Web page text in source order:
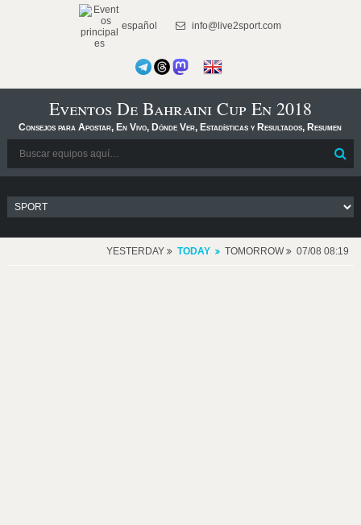
español info@live2sport.com
Eventos De Bahraini Cup En 2018
Consejos para Apostar, En Vivo, Dónde Ver, Estadísticas y Resultados, Resumen
YESTERDAY TODAY TOMORROW 07/08 08:19